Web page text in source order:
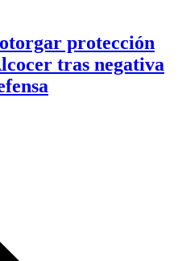
protección
tras negativa